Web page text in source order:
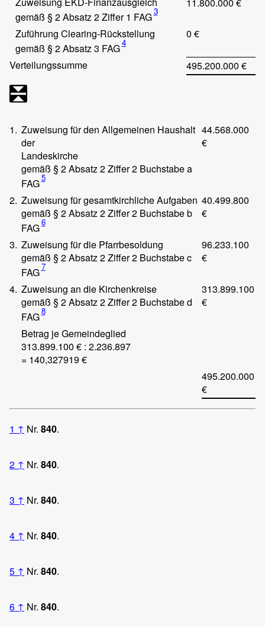
gemäß § 2 Absatz 2 Ziffer 1 FAG3
11.800.000 €
Zuführung Clearing-Rückstellung
gemäß § 2 Absatz 3 FAG4
0 €
Verteilungssumme 495.200.000 €
1. Zuweisung für den Allgemeinen Haushalt
der
Landeskirche
gemäß § 2 Absatz 2 Ziffer 2 Buchstabe a
FAG5
44.568.000
€
2. Zuweisung für gesamtkirchliche Aufgaben
gemäß § 2 Absatz 2 Ziffer 2 Buchstabe b
FAG6
40.499.800
€
3. Zuweisung für die Pfarrbesoldung
gemäß § 2 Absatz 2 Ziffer 2 Buchstabe c
FAG7
96.233.100
€
4. Zuweisung an die Kirchenkreise
gemäß § 2 Absatz 2 Ziffer 2 Buchstabe d
FAG8
313.899.100
€
Betrag je Gemeindeglied
313.899.100 € : 2.236.897
= 140,327919 €
495.200.000
€
1 ↑ Nr. 840.
2 ↑ Nr. 840.
3 ↑ Nr. 840.
4 ↑ Nr. 840.
5 ↑ Nr. 840.
6 ↑ Nr. 840.